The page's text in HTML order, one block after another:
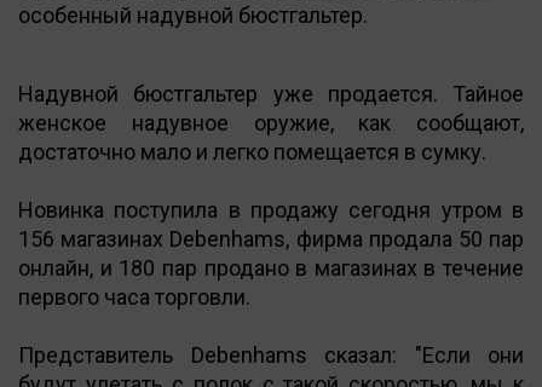
особенный надувной бюстгальтер.
Надувной бюстгальтер уже продается. Тайное
женское надувное оружие, как сообщают,
достаточно мало и легко помещается в сумку.
Новинка поступила в продажу сегодня утром в
156 магазинах Debenhams, фирма продала 50 пар
онлайн, и 180 пар продано в магазинах в течение
первого часа торговли.
Представитель Debenhams сказал: "Если они